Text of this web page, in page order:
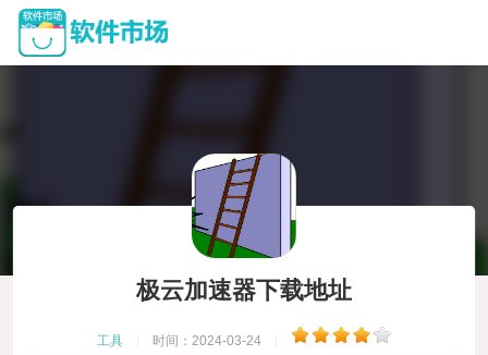
极云加速器下载地址
工具 时间：2024-03-24